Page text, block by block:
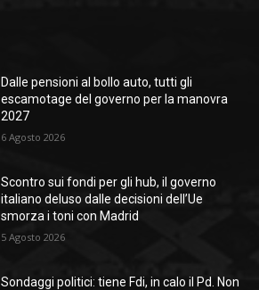
Dalle pensioni al bollo auto, tutti gli
escamotage del governo per la manovra
2027
6 Agosto 2026
Scontro sui fondi per gli hub, il governo
italiano deluso dalle decisioni dell’Ue
smorza i toni con Madrid
5 Agosto 2026
Sondaggi politici: tiene Fdi, in calo il Pd. Non